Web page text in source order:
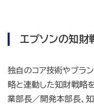
エプソンの知財
独自のコア技術やブラ
略と連動した知財戦略
業部長／開発本部長、